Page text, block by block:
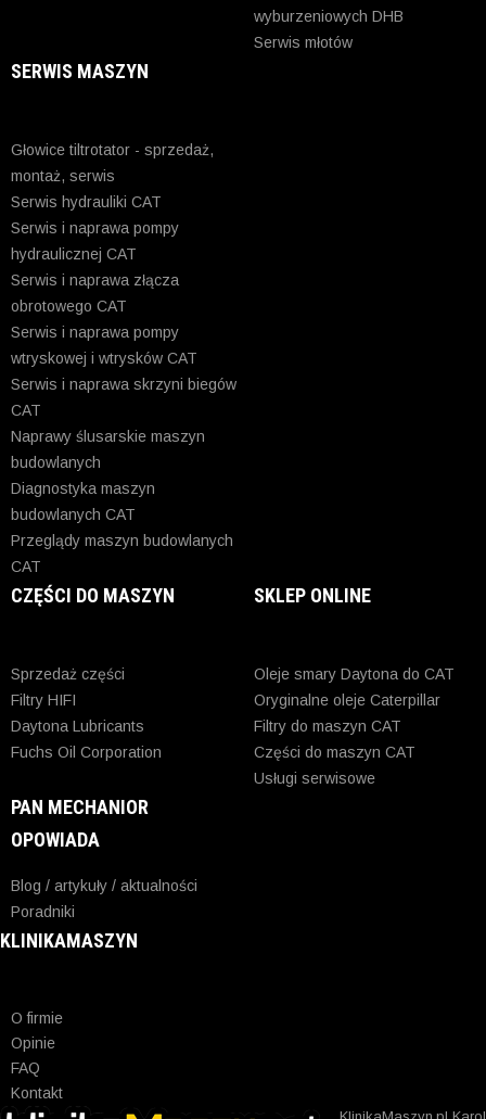
wyburzeniowych DHB
Serwis młotów
SERWIS MASZYN
Głowice tiltrotator - sprzedaż,
montaż, serwis
Serwis hydrauliki CAT
Serwis i naprawa pompy
hydraulicznej CAT
Serwis i naprawa złącza
obrotowego CAT
Serwis i naprawa pompy
wtryskowej i wtrysków CAT
Serwis i naprawa skrzyni biegów
CAT
Naprawy ślusarskie maszyn
budowlanych
Diagnostyka maszyn
budowlanych CAT
Przeglądy maszyn budowlanych
CAT
CZĘŚCI DO MASZYN
Sprzedaż części
Filtry HIFI
Daytona Lubricants
Fuchs Oil Corporation
SKLEP ONLINE
Oleje smary Daytona do CAT
Oryginalne oleje Caterpillar
Filtry do maszyn CAT
Części do maszyn CAT
Usługi serwisowe
PAN MECHANIOR
OPOWIADA
Blog / artykuły / aktualności
Poradniki
KLINIKAMASZYN
O firmie
Opinie
FAQ
Kontakt